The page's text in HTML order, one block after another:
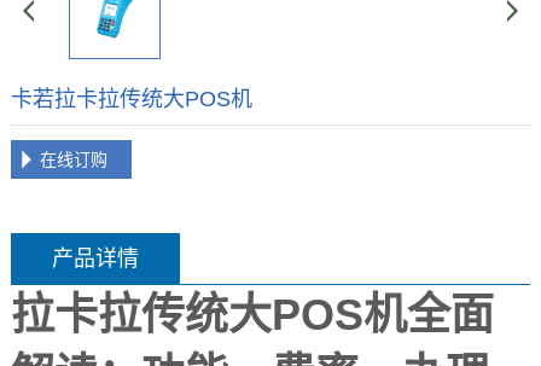
卡若拉卡拉传统大POS机
在线订购
产品详情
拉卡拉传统大POS机全面